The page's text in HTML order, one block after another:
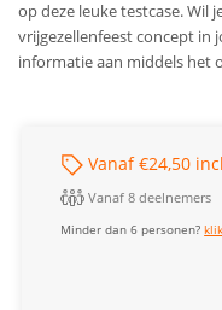
op deze leuke testcase.Wil
vrijgezellenfeest concept in
informatie aan middels het
Vanaf €24,50
Vanaf 8 deelnemers
Minder dan 6 personen?